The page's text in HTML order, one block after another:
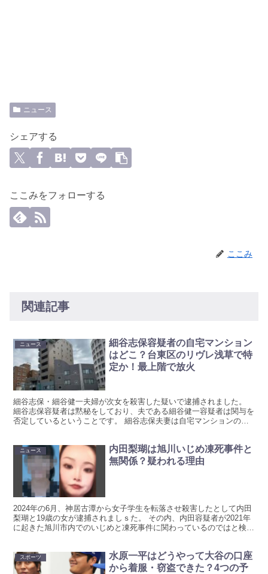
ニュース
シェアする
ここみをフォローする
ここみ
関連記事
ニュース
細谷志保容疑者の自宅マンション
はどこ？台東区のリヴレ浅草で特
定か！最上階で放火
細谷志保・細谷健一夫婦が次女を殺害した疑いで逮捕されました。
細谷志保容疑者は黙秘をしており、夫である細谷健一容疑者は関与を
否定しているということです。 細谷志保夫妻は自宅マンションのベ
ニュース
内田梨瑚は旭川いじめ凍死事件と
無関係？疑われる理由
2024年の6月、神居古潭から女子学生を転落させ殺害したとして内田
梨瑚と19歳の女が逮捕されましｓた。 その内、内田容疑者が2021年
に起きた旭川市内でのいじめと凍死事件に関わっているのではと検索
スポーツ
水原一平はどうやって大谷の口座
から着服・窃盗できた？4つの予